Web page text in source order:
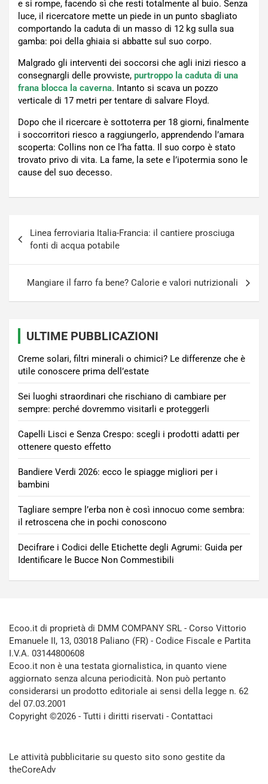
e si rompe, facendo sì che resti totalmente al buio. Senza
luce, il ricercatore mette un piede in un punto sbagliato
comportando la caduta di un masso di 12 kg sulla sua
gamba: poi della ghiaia si abbatte sul suo corpo.
Malgrado gli interventi dei soccorsi che agli inizi riesco a
consegnargli delle provviste, purtroppo la caduta di una
frana blocca la caverna. Intanto si scava un pozzo
verticale di 17 metri per tentare di salvare Floyd.
Dopo che il ricercare è sottoterra per 18 giorni, finalmente
i soccorritori riesco a raggiungerlo, apprendendo l’amara
scoperta: Collins non ce l’ha fatta. Il suo corpo è stato
trovato privo di vita. La fame, la sete e l’ipotermia sono le
cause del suo decesso.
articoli
Linea ferroviaria Italia-Francia: il cantiere prosciuga
fonti di acqua potabile
Mangiare il farro fa bene? Calorie e valori nutrizionali
ULTIME PUBBLICAZIONI
Creme solari, filtri minerali o chimici? Le differenze che è
utile conoscere prima dell’estate
Sei luoghi straordinari che rischiano di cambiare per
sempre: perché dovremmo visitarli e proteggerli
Capelli Lisci e Senza Crespo: scegli i prodotti adatti per
ottenere questo effetto
Bandiere Verdi 2026: ecco le spiagge migliori per i
bambini
Tagliare sempre l’erba non è così innocuo come sembra:
il retroscena che in pochi conoscono
Decifrare i Codici delle Etichette degli Agrumi: Guida per
Identificare le Bucce Non Commestibili
Ecoo.it di proprietà di DMM COMPANY SRL - Corso Vittorio
Emanuele II, 13, 03018 Paliano (FR) - Codice Fiscale e Partita
I.V.A. 03144800608
Ecoo.it non è una testata giornalistica, in quanto viene
aggiornato senza alcuna periodicità. Non può pertanto
considerarsi un prodotto editoriale ai sensi della legge n. 62
del 07.03.2001
Copyright ©2026 - Tutti i diritti riservati - Contattaci
Le attività pubblicitarie su questo sito sono gestite da
theCoreAdv